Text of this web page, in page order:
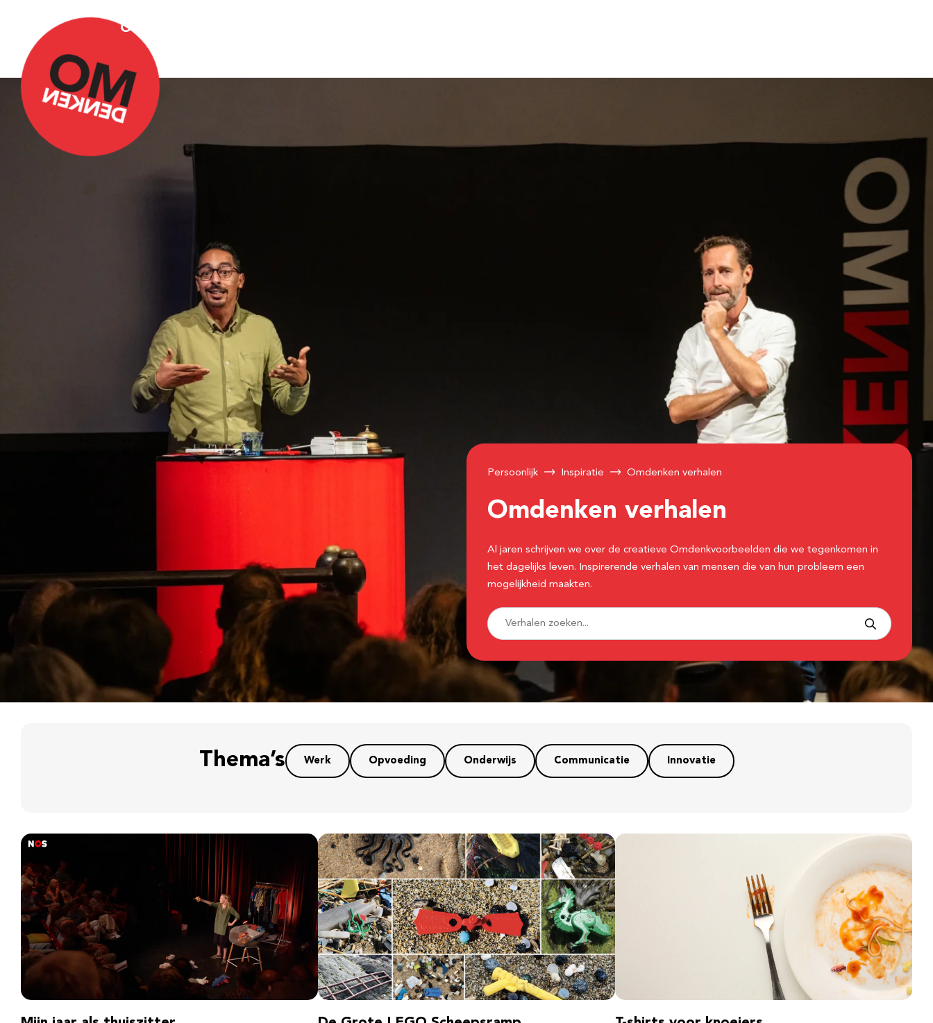
Over Omdenken
Persoonlijk Inspiratie Omdenken verhalen
Omdenken verhalen
Al jaren schrijven we over de creatieve Omdenkvoorbeelden die we tegenkomen in
het dagelijks leven. Inspirerende verhalen van mensen die van hun probleem een
mogelijkheid maakten.
Thema’s Werk Opvoeding Onderwijs Communicatie Innovatie